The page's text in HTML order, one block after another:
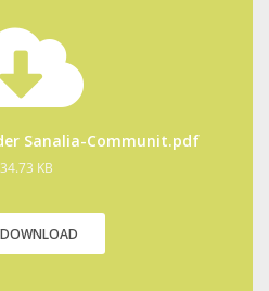
Sanalia-Communit.pdf
34.73 KB
DOWNLOAD